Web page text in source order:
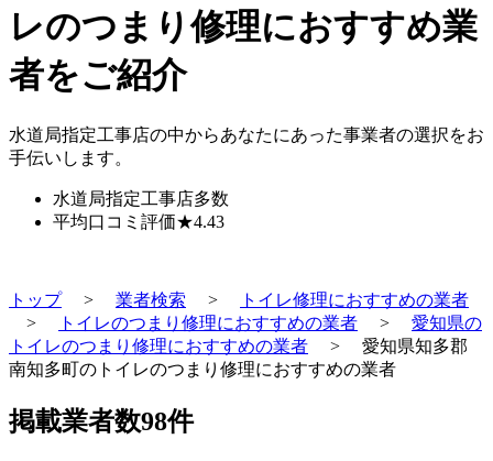
レのつまり修理におすすめ業
者をご紹介
水道局指定工事店の中からあなたにあった事業者の選択をお
手伝いします。
水道局指定工事店多数
平均口コミ評価★4.43
トップ> 業者検索 >
トイレ修理におすすめの業者
>
トイレのつまり修理におすすめの業者 > 愛知県の
トイレのつまり修理におすすめの業者 > 愛知県知多郡
南知多町のトイレのつまり修理におすすめの業者
掲載業者数98件